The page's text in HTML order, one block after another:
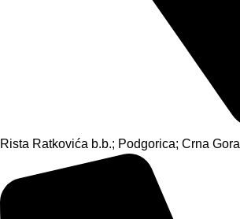
Rista Ratkovića b.b.; Podgorica; Crna Gora